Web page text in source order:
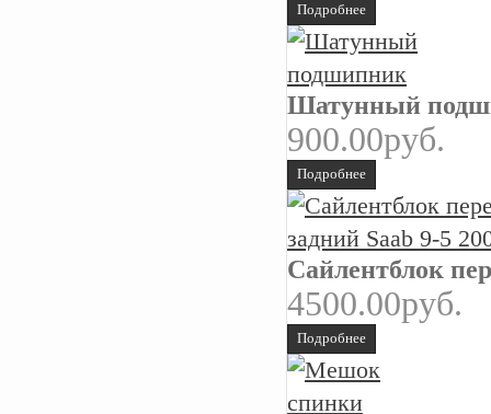
Подробнее
Шатунный
900.00руб.
Подробнее
Сайлентблок
4500.00руб.
Подробнее